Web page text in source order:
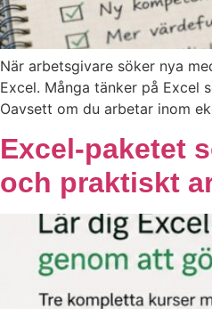
När arbetsgivare söker nya
Excel. Många tänker på Excel
Oavsett om du arbetar inom
Excel-paketet
och praktiskt